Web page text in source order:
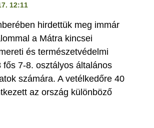
12:11
hirdettük meg immár
a Mátra kincsei
és természetvédelmi
fős 7-8. osztályos általános
számára. A vetélkedőre 40
az ország különböző